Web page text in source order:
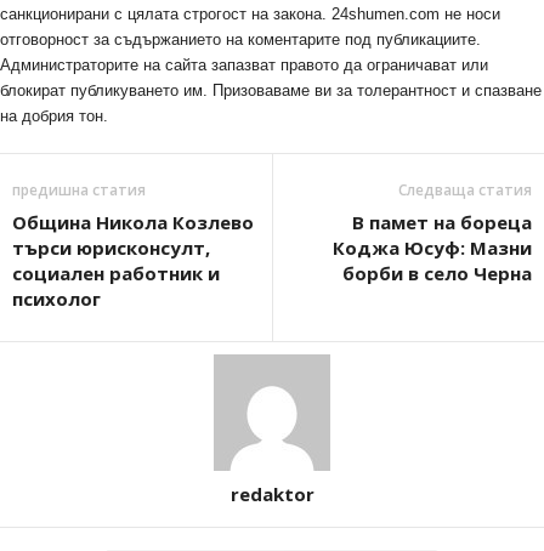
санкционирани с цялата строгост на закона. 24shumen.com не носи
отговорност за съдържанието на коментарите под публикациите.
Администраторите на сайта запазват правото да ограничават или
блокират публикуването им. Призоваваме ви за толерантност и спазване
на добрия тон.
предишна статия
Община Никола Козлево
търси юрисконсулт,
социален работник и
психолог
Следваща статия
В памет на бореца
Коджа Юсуф: Мазни
борби в село Черна
redaktor